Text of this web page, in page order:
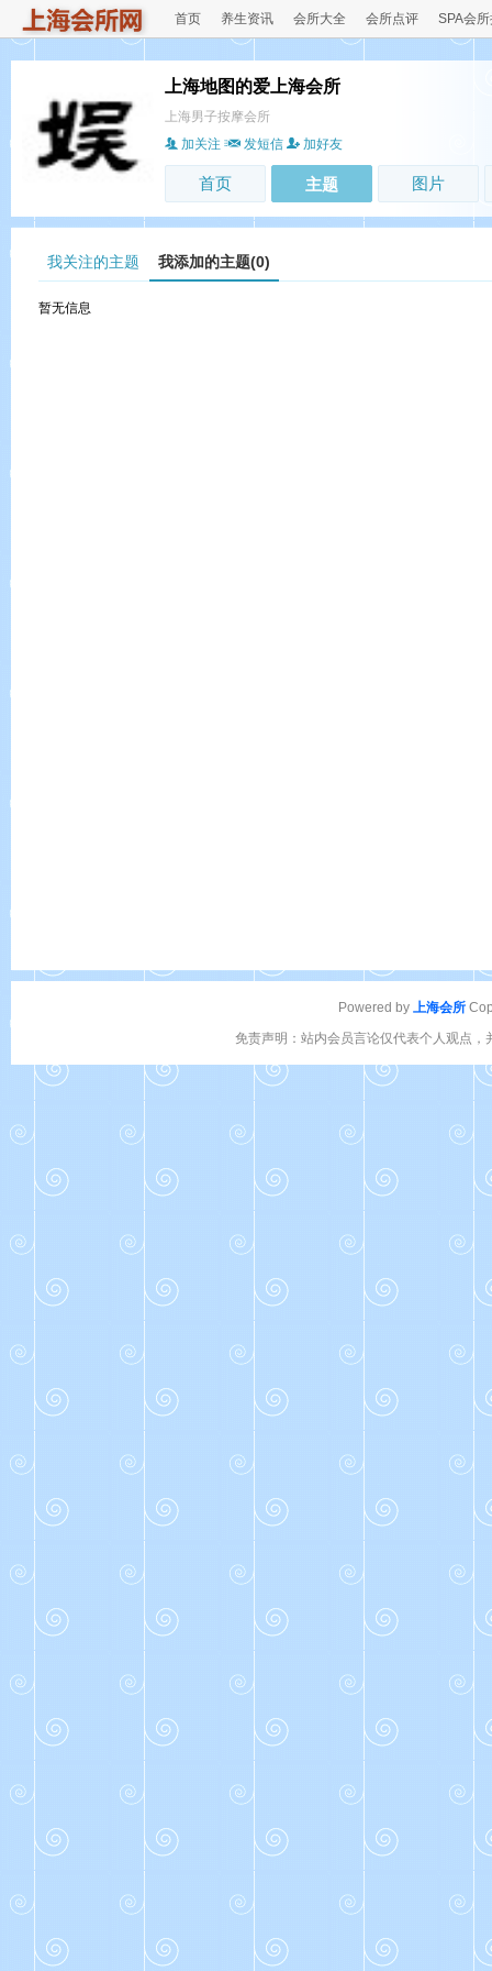
首页 养生资讯 会所大全 会所点评 SPA会
上海地图的爱上海会所
上海男子按摩会所
加关注
发短信 加好友
首页 主题 图片
我关注的主题 我添加的主题(0)
暂无信息
Powered by 上海会所
免责声明：站内会员言论仅代表个人观点